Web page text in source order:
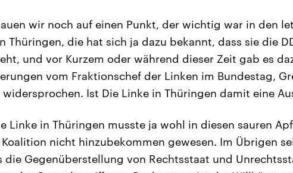
wir noch auf einen Punkt, der wichtig war in den
Thüringen, die hat sich ja dazu bekannt, dass sie die
und vor Kurzem oder während dieser Zeit gab es
vom Fraktionschef der Linken im Bundestag,
Ist Die Linke in Thüringen damit eine
Linke in Thüringen musste ja wohl in diesen sauren
nicht hinzubekommen gewesen. Im Übrigen
die Gegenüberstellung von Rechtsstaat und